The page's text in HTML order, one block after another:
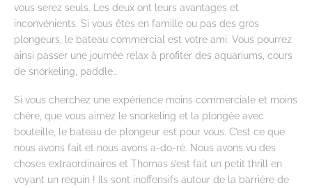
vous serez seuls. Les deux ont leurs avantages et
inconvénients. Si vous êtes en famille ou pas des gros
plongeurs, le bateau commercial est votre ami. Vous pourrez
ainsi passer une journée relax à profiter des aquariums, cours
de snorkeling, paddle…
Si vous cherchez une expérience moins commerciale et moins
chère, que vous aimez le snorkeling et la plongée avec
bouteille, le bateau de plongeur est pour vous. C’est ce que
nous avons fait et nous avons a-do-ré. Nous avons vu des
choses extraordinaires et Thomas s’est fait un petit thrill en
voyant un requin ! Ils sont inoffensifs autour de la barrière de